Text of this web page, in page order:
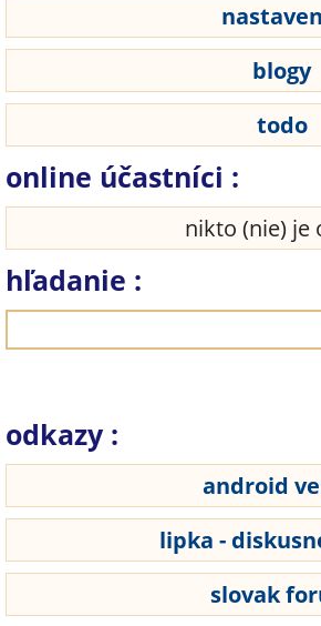
blogy
todo
online účastníci :
nikto (nie) je
hľadanie :
odkazy :
android
lipka -
slovak